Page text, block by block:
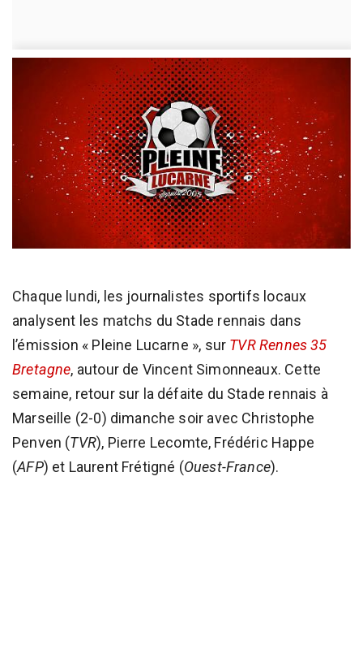
Chaque lundi, les journalistes sportifs locaux
analysent les matchs du Stade rennais dans
l’émission « Pleine Lucarne », sur TVR Rennes 35
Bretagne, autour de Vincent Simonneaux. Cette
semaine, retour sur la défaite du Stade rennais à
Marseille (2-0) dimanche soir avec Christophe
Penven (TVR), Pierre Lecomte, Frédéric Happe
(AFP) et Laurent Frétigné (Ouest-France).